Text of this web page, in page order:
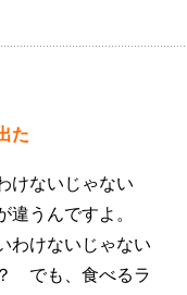
た
けないじゃない
うんですよ。
わけないじゃない
でも、食べるラ